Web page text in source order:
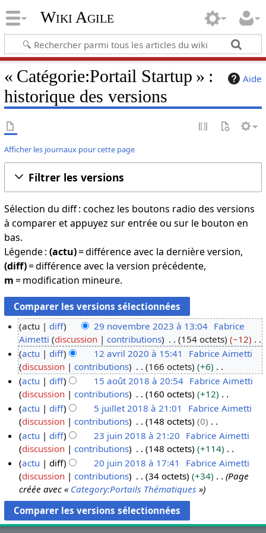
Wiki Agile
Aide
« Catégorie:Portail Startup » :
historique des versions
Afficher les journaux pour cette page
Filtrer les versions
Sélection du diff : cochez les boutons radio des versions
à comparer et appuyez sur entrée ou sur le bouton en
bas.
Légende : (actu)= différence avec la dernière version,
(diff)= différence avec la version précédente,
m= modification mineure.
9
o
e
b
e
2
3
actu diff 29 novembre 2023 à 13:04 Fabrice
Aimetti discussion contributions 154 octets
−12
A
u
c
u
n
r
é
s
u
m
é
d
e
s
2
v
2
0
actu diff 12 avril 2020 à 15:41
Fabrice Aimetti
discussion
contributions 166 octets
+6
A
u
c
u
n
r
é
s
u
m
é
d
5
o
1
8
actu diff 15 août 2018 à 20:54 Fabrice Aimetti
discussion
contributions 160 octets
+12
A
u
c
u
n
r
é
u
m
e
t
actu diff 5 juillet 2018 à 21:01
Fabrice Aimetti
discussion
contributions 148 octets
0
A
u
c
u
n
r
é
s
3
i
n
actu diff 23 juin 2018 à 21:20 Fabrice Aimetti
discussion
contributions 148 octets
+114
A
u
c
u
n
r
j
u
actu diff 20 juin 2018 à 17:41
Fabrice Aimetti
discussion
contributions 34 octets +34
Page
créée avec « Category:Portails Thématiques »